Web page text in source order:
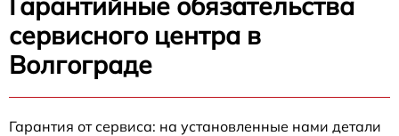
сервисного центра в
Волгограде
Гарантия от сервиса: на установленные нами детали